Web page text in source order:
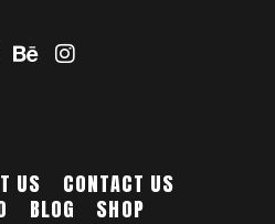
US
CONTACT US
BLOG SHOP